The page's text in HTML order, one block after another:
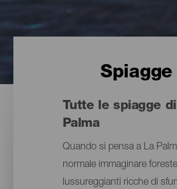
Spiagge
Tutte le spiagge
Palma
Quando si pensa a La
normale immaginare foreste
lussureggianti ricche di